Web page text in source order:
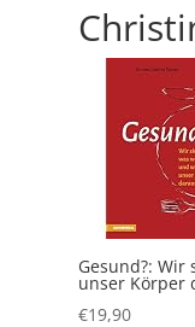
Gesund?: Wir
unser Körper
€19,90